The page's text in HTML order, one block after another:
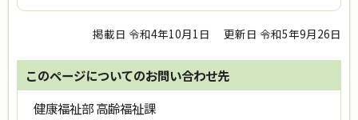
掲載日 令和4年10月1日 更新日 令和5年9月26日
このページについてのお問い合わせ先
健康福祉部 高齢福祉課